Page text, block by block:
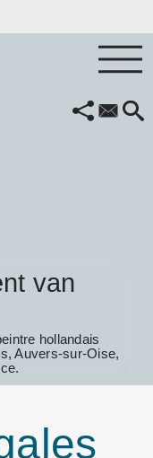
van
hollandais
Auvers-sur-Oise,